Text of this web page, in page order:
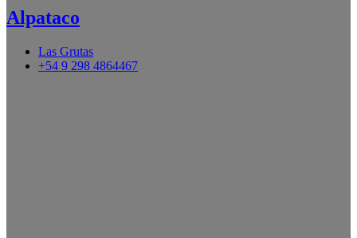
Alpataco
Las Grutas
+54 9 298 4864467